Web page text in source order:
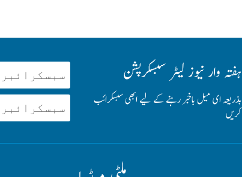
ہفتہ وار نیوز لیٹر سبسکرپشن
بذریعہ ای میل باخبر رہنے کے لیے ابھی سبسکرائب
کریں